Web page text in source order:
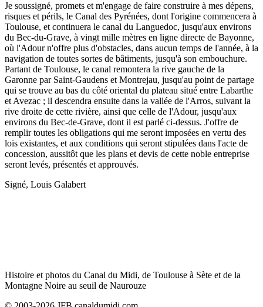
Je soussigné, promets et m'engage de faire construire à mes dépens,
risques et périls, le Canal des Pyrénées, dont l'origine commencera à
Toulouse, et continuera le canal du Languedoc, jusqu'aux environs
du Bec-du-Grave, à vingt mille mètres en ligne directe de Bayonne,
où l'Adour n'offre plus d'obstacles, dans aucun temps de l'année, à la
navigation de toutes sortes de bâtiments, jusqu'à son embouchure.
Partant de Toulouse, le canal remontera la rive gauche de la
Garonne par Saint-Gaudens et Montrejau, jusqu'au point de partage
qui se trouve au bas du côté oriental du plateau situé entre Labarthe
et Avezac ; il descendra ensuite dans la vallée de l'Arros, suivant la
rive droite de cette rivière, ainsi que celle de l'Adour, jusqu'aux
environs du Bec-de-Grave, dont il est parlé ci-dessus. J'offre de
remplir toutes les obligations qui me seront imposées en vertu des
lois existantes, et aux conditions qui seront stipulées dans l'acte de
concession, aussitôt que les plans et devis de cette noble entreprise
seront levés, présentés et approuvés.
Signé, Louis Galabert
Histoire et photos du Canal du Midi, de Toulouse à Sète et de la
Montagne Noire au seuil de Naurouze